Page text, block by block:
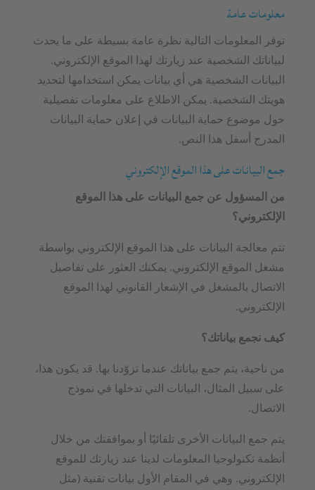
معلومات عامة
توفر المعلومات التالية نظرة عامة بسيطة على ما يحدث
لبياناتك الشخصية عند زيارتك لهذا الموقع الإلكتروني.
البيانات الشخصية هي أي بيانات يمكن استخدامها لتحديد
هويتك الشخصية. يمكن الاطلاع على معلومات تفصيلية
حول موضوع حماية البيانات في إعلان حماية البيانات
المدرج أسفل هذا النص.
جمع البيانات على هذا الموقع الإلكتروني
من المسؤول عن جمع البيانات على هذا الموقع
الإلكتروني؟
تتم معالجة البيانات على هذا الموقع الإلكتروني بواسطة
مشغل الموقع الإلكتروني. يمكنك العثور على تفاصيل
الاتصال بالمشغل في الإشعار القانوني لهذا الموقع
الإلكتروني.
كيف نجمع بياناتك؟
من ناحية، يتم جمع بياناتك عندما تزوّدنا بها. قد يكون هذا،
على سبيل المثال، البيانات التي تدخلها في نموذج
الاتصال.
يتم جمع البيانات الأخرى تلقائيًا أو بموافقتك من خلال
أنظمة تكنولوجيا المعلومات لدينا عند زيارتك للموقع
الإلكتروني. وهي في المقام الأول بيانات تقنية (مثل